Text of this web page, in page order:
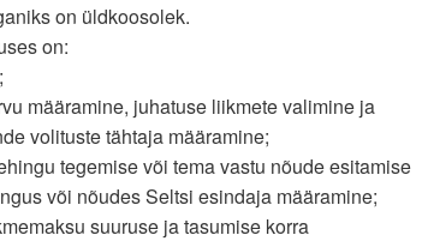
on üldkoosolek.
on:
määramine, juhatuse liikmete valimine ja
volituste tähtaja määramine;
tegemise või tema vastu nõude esitamise
või nõudes Seltsi esindaja määramine;
suuruse ja tasumise korra